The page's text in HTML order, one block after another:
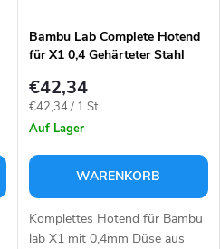
Bambu Lab Complete Hotend
für X1 0,4 Gehärteter Stahl
€42,34
Verkaufspreis:
€42,34 / 1 St
Auf Lager
WARENKORB
Komplettes Hotend für Bambu
lab X1 mit 0,4mm Düse aus